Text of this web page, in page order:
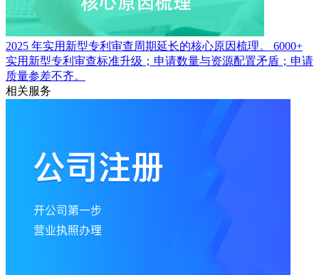
2025 年实用新型专利审查周期延长的核心原因梳理。
6000+
实用新型专利审查标准升级；申请数量与资源配置矛盾；申请
质量参差不齐。
相关服务